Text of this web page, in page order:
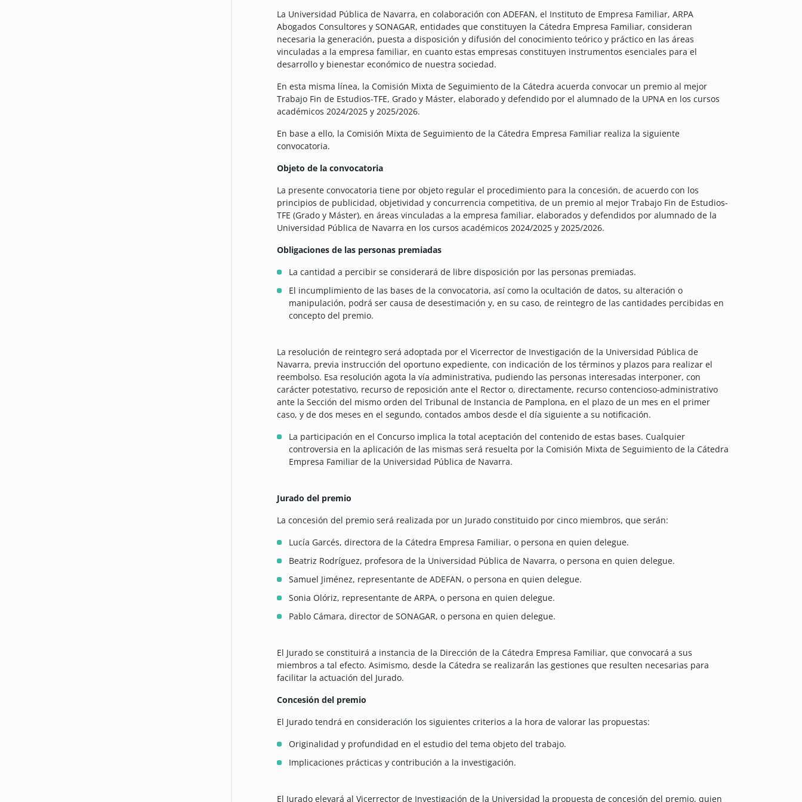
La Universidad Pública de Navarra, en colaboración con ADEFAN, el Instituto de Empresa Familiar, ARPA
Abogados Consultores y SONAGAR, entidades que constituyen la Cátedra Empresa Familiar, consideran
necesaria la generación, puesta a disposición y difusión del conocimiento teórico y práctico en las áreas
vinculadas a la empresa familiar, en cuanto estas empresas constituyen instrumentos esenciales para el
desarrollo y bienestar económico de nuestra sociedad.
En esta misma línea, la Comisión Mixta de Seguimiento de la Cátedra acuerda convocar un premio al mejor
Trabajo Fin de Estudios-TFE, Grado y Máster, elaborado y defendido por el alumnado de la UPNA en los cursos
académicos 2024/2025 y 2025/2026.
En base a ello, la Comisión Mixta de Seguimiento de la Cátedra Empresa Familiar realiza la siguiente
convocatoria.
Objeto de la convocatoria
La presente convocatoria tiene por objeto regular el procedimiento para la concesión, de acuerdo con los
principios de publicidad, objetividad y concurrencia competitiva, de un premio al mejor Trabajo Fin de Estudios-
TFE (Grado y Máster), en áreas vinculadas a la empresa familiar, elaborados y defendidos por alumnado de la
Universidad Pública de Navarra en los cursos académicos 2024/2025 y 2025/2026.
Obligaciones de las personas premiadas
La cantidad a percibir se considerará de libre disposición por las personas premiadas.
El incumplimiento de las bases de la convocatoria, así como la ocultación de datos, su alteración o
manipulación, podrá ser causa de desestimación y, en su caso, de reintegro de las cantidades percibidas en
concepto del premio.
La resolución de reintegro será adoptada por el Vicerrector de Investigación de la Universidad Pública de
Navarra, previa instrucción del oportuno expediente, con indicación de los términos y plazos para realizar el
reembolso. Esa resolución agota la vía administrativa, pudiendo las personas interesadas interponer, con
carácter potestativo, recurso de reposición ante el Rector o, directamente, recurso contencioso-administrativo
ante la Sección del mismo orden del Tribunal de Instancia de Pamplona, en el plazo de un mes en el primer
caso, y de dos meses en el segundo, contados ambos desde el día siguiente a su notificación.
La participación en el Concurso implica la total aceptación del contenido de estas bases. Cualquier
controversia en la aplicación de las mismas será resuelta por la Comisión Mixta de Seguimiento de la Cátedra
Empresa Familiar de la Universidad Pública de Navarra.
Jurado del premio
La concesión del premio será realizada por un Jurado constituido por cinco miembros, que serán:
Lucía Garcés, directora de la Cátedra Empresa Familiar, o persona en quien delegue.
Beatriz Rodríguez, profesora de la Universidad Pública de Navarra, o persona en quien delegue.
Samuel Jiménez, representante de ADEFAN, o persona en quien delegue.
Sonia Olóriz, representante de ARPA, o persona en quien delegue.
Pablo Cámara, director de SONAGAR, o persona en quien delegue.
El Jurado se constituirá a instancia de la Dirección de la Cátedra Empresa Familiar, que convocará a sus
miembros a tal efecto. Asimismo, desde la Cátedra se realizarán las gestiones que resulten necesarias para
facilitar la actuación del Jurado.
Concesión del premio
El Jurado tendrá en consideración los siguientes criterios a la hora de valorar las propuestas:
Originalidad y profundidad en el estudio del tema objeto del trabajo.
Implicaciones prácticas y contribución a la investigación.
El Jurado elevará al Vicerrector de Investigación de la Universidad la propuesta de concesión del premio, quien